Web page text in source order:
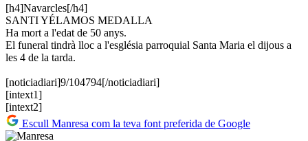
[h4]Navarcles[/h4]
SANTI YÉLAMOS MEDALLA
Ha mort a l'edat de 50 anys.
El funeral tindrà lloc a l'església parroquial Santa Maria el dijous a
les 4 de la tarda.
[noticiadiari]9/104794[/noticiadiari]
[intext1]
[intext2]
Escull Manresa com la teva font preferida de Google